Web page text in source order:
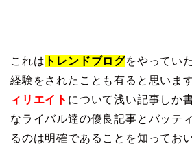
これは トレンドブログをやってい
経験をされたことも有ると思いま
ィリエイト について浅い記事しか
なライバル達の優良記事とバッテ
るのは明確であることを知ってお